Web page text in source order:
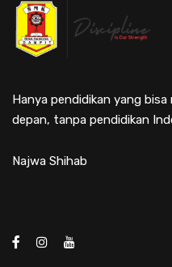
Hanya pendidikan yang
depan, tanpa pendidikan
Najwa Shihab